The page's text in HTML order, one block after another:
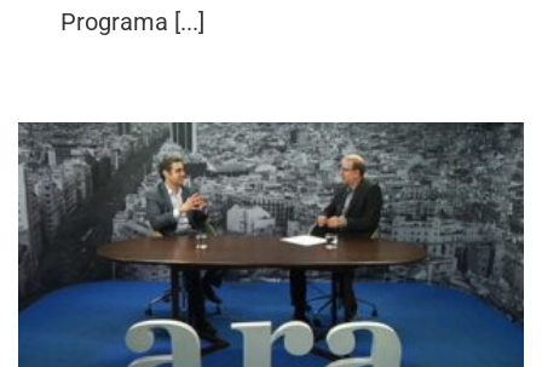
Programa [...]